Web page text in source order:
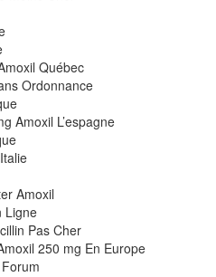
Québec
Ordonnance
Amoxil L’espagne
Amoxil
Ligne
Pas Cher
250 mg En Europe